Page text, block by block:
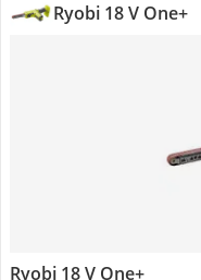
Ryobi 18 V One+
Ryobi 18 V One+